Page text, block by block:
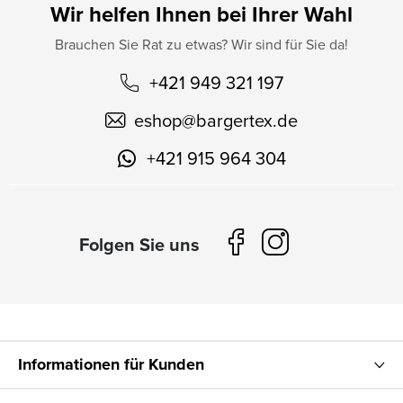
Wir helfen Ihnen bei Ihrer Wahl
Brauchen Sie Rat zu etwas? Wir sind für Sie da!
+421 949 321 197
eshop@bargertex.de
+421 915 964 304
Informationen für Kunden